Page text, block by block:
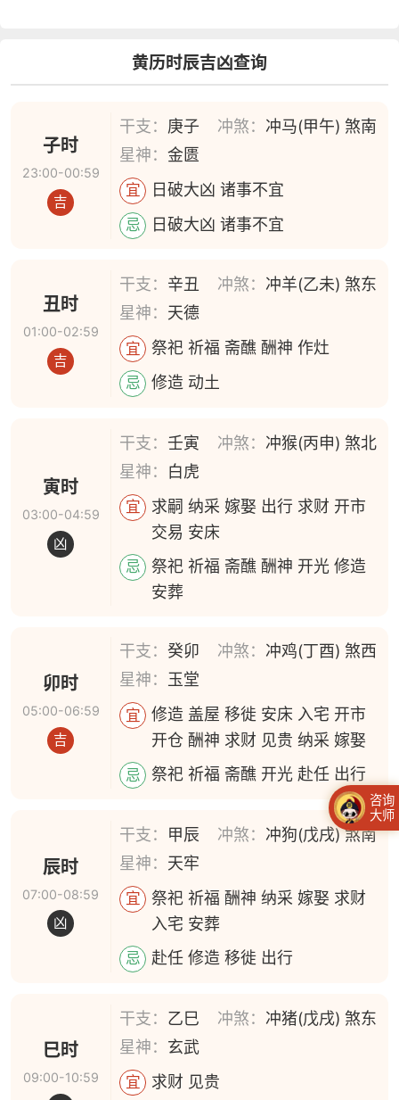
黄历时辰吉凶查询
子时
23:00-00:59
吉
干支： 庚子 冲煞： 冲马(甲午) 煞南
星神：金匮
宜 日破大凶 诸事不宜
忌 日破大凶 诸事不宜
丑时
01:00-02:59
吉
干支： 辛丑 冲煞： 冲羊(乙未) 煞东
星神： 天德
宜 祭祀 祈福 斋醮 酬神 作灶
忌 修造 动土
寅时
03:00-04:59
凶
干支： 壬寅 冲煞： 冲猴(丙申) 煞北
星神： 白虎
宜
求嗣 纳采 嫁娶 出行 求财 开市
交易 安床
忌
祭祀 祈福 斋醮 酬神 开光 修造
安葬
卯时
05:00-06:59
吉
干支：癸卯 冲煞： 冲鸡(丁酉) 煞西
星神： 玉堂
宜
修造 盖屋 移徙 安床 入宅 开市
开仓 酬神 求财 见贵 纳采 嫁娶
忌 祭祀 祈福 斋醮 开光 赴任 出行
辰时
07:00-08:59
凶
干支： 甲辰 冲煞： 冲狗(戊戌) 煞南
星神： 天牢
宜
祭祀 祈福 酬神 纳采 嫁娶 求财
入宅 安葬
忌 赴任 修造 移徙 出行
巳时
09:00-10:59
干支： 乙巳 冲煞： 冲猪(戊戌) 煞东
星神： 玄武
宜 求财 见贵
咨询
大师